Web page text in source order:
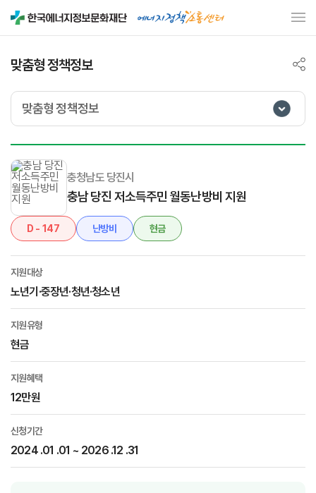
맞춤형 정책정보
맞춤형 정책정보
충청남도 당진시
충남 당진 저소득주민 월동난방비 지원
D - 147 난방비 현금
지원대상
노년기·중장년·청년·청소년
지원유형
현금
지원혜택
12만원
신청기간
2024 .01 .01 ~ 2026 .12 .31